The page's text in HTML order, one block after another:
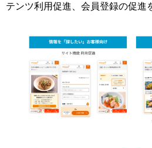
テンツ利用促進、会員登録の促進